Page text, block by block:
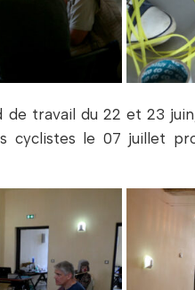
travail du 22 et 23
cyclistes le 07 juillet